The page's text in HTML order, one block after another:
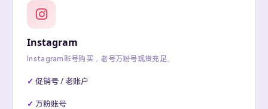
Instagram
Instagram账号购买，老号万粉号现货充足。
促销号 / 老账户
万粉账号